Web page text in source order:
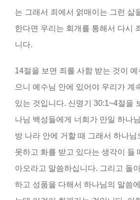
는 그래서 죄에서 얽매이는 그런 삶
한다면 우리는 회개를 통해서 다시
니다.
14절을 보면 죄를 사함 받는 것이
으니 예수님 안에 있어야 우리가 계
있는 것입니다. 신명기 30:1~4절을
나님 백성들에게 너희가 만일 하나
방 나라 안에 거할 때 그래서 하나님
못하고 화를 받고 있다는 생각이 들
아오라고 말씀하십니다. 그리고 돌
하고 성품을 다해서 하나님의 말씀